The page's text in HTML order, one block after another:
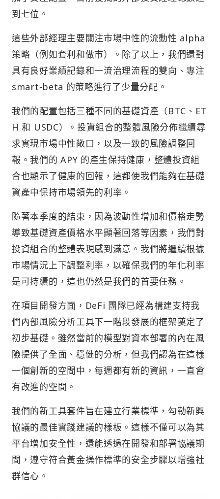
到七位。
這些外部經理主要關注市場中性的流動性 alpha
策略（例如套利和做市）。除了以上，我們還對
具有良好業績記錄和一流治理流程的雙向、專注
smart-beta 的策略進行了少量分配。
我們的配置包括三種不同的基礎資產（BTC、ET
H 和 USDC）。投資組合的整體風險分佈繼續尋
求實現市場中性敞口，以及一致的風險調整回
報。我們的 APY 的產生保持健康，整體投資組
合也顯示了健康的回報，這都使我們能夠在基礎
資產中保持市場領先的利率。
隨著本季度的結束，因為波動性增加和價格走勢
導致基礎資產價格水平顯著回落等因素，我們對
投資組合的整體表現感到滿意。我們將繼續根據
市場情況上下調整利率，以確保我們的年化利率
是可持續的，這也仍然是我們的首要任務。
在項目開發方面，DeFi 團隊已經為構建支持我
們內部風險分析工具下一階段發展的框架奠定了
初步基礎。雖然當前的模型對資本部署的內在風
險提供了全面、穩健的分析，但我們認為在這樣
一個創新的空間中，每週都有新的資訊，一直會
有改進的空間。
我們的新工具套件旨在建立行業標準，勾勒新興
協議的最佳實踐建議的樣板。這樣不僅可以為其
平台增加安全性，還能透過在開發和部署協議期
間，遵守符合黃金操作標準的安全步驟以增強社
群信心。